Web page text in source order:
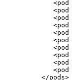
<pod
<pod
<pod
<pod
<pod
<pod
<pod
<pod
<pod
<pod